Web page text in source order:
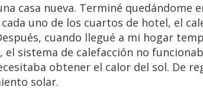
casa nueva. Terminé
uno de los cuartos de hotel, el
cuando llegué a mi hogar
el sistema de calefacción no
obtener el calor del sol. De
solar.